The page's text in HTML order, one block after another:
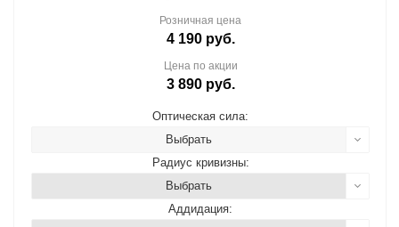
Розничная цена
4 190руб.
Цена по акции
3 890руб.
Оптическая сила:
Выбрать
Радиус кривизны:
Выбрать
Аддидация: